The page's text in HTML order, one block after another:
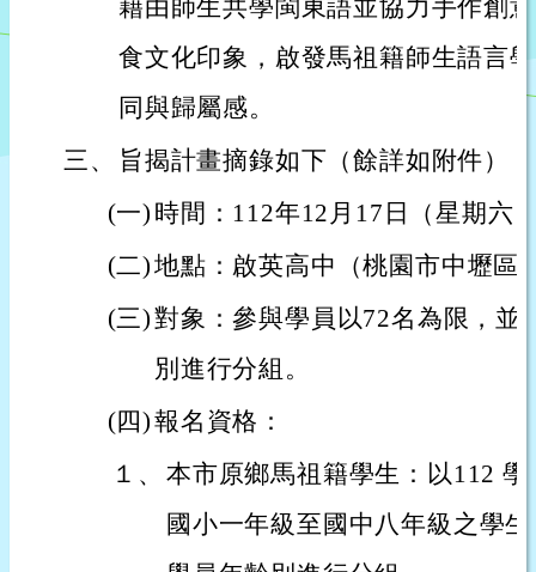
藉由師生共學閩東語並協力手作創
食文化印象，啟發馬祖籍師生語言
同與歸屬感。
三、
旨揭計畫摘錄如下（餘詳如附件）：
(一) 時間：112年12月17日（星期六
(二)地點：啟英高中（桃園市中壢區
(三)對象：參與學員以72名為限，並
別進行分組。
(四)報名資格：
１、 本市原鄉馬祖籍學生：以112
國小一年級至國中八年級之學